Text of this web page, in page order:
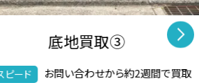
底地買取③
お問い合わせから約2週間で買取